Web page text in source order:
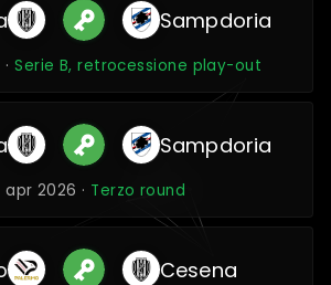
Sampdoria
·Serie B, retrocessione play-out
Sampdoria
apr 2026 · Terzo round
Cesena